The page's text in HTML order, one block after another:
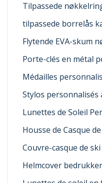
Tilpassede
tilpassede borrelås
Flytende EVA-skum
Porte-clés en métal
Médailles
Stylos personnalisés
Lunettes de Soleil
Housse de Casque
Couvre-casque de
Helmcover